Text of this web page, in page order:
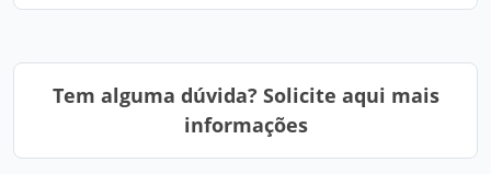
Tem alguma dúvida? Solicite aqui mais
informações